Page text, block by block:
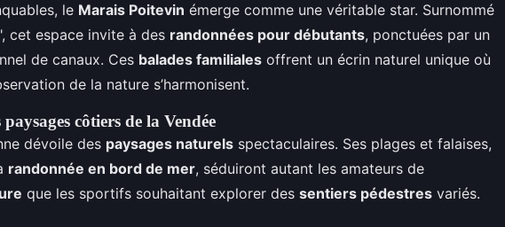
le Marais Poitevin émerge comme une véritable star. Surnommé
cet espace invite à des randonnées pour débutants, ponctuées par un
de canaux. Ces balades familiales offrent un écrin naturel unique où
de la nature s’harmonisent.
côtiers de la Vendée
dévoile des paysages naturels spectaculaires. Ses plages et falaises,
randonnée en bord de mer, séduiront autant les amateurs de
que les sportifs souhaitant explorer des sentiers pédestres variés.